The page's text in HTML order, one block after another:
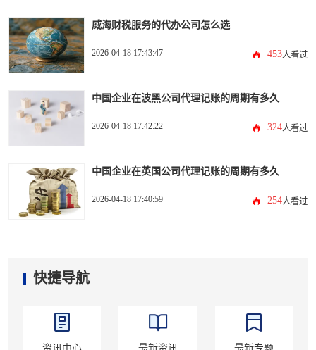
威海财税服务的代办公司怎么选
2026-04-18 17:43:47 453人看过
中国企业在波黑公司代理记账的周期有多久
2026-04-18 17:42:22 324人看过
中国企业在英国公司代理记账的周期有多久
2026-04-18 17:40:59 254人看过
快捷导航